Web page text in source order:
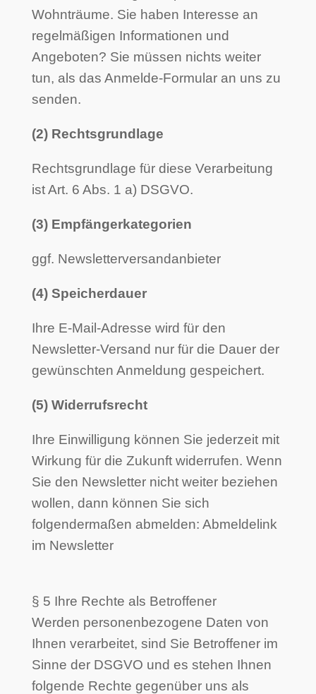
Wohnträume. Sie haben Interesse an
regelmäßigen Informationen und
Angeboten? Sie müssen nichts weiter
tun, als das Anmelde-Formular an uns zu
senden.
(2) Rechtsgrundlage
Rechtsgrundlage für diese Verarbeitung
ist Art. 6 Abs. 1 a) DSGVO.
(3) Empfängerkategorien
ggf. Newsletterversandanbieter
(4) Speicherdauer
Ihre E-Mail-Adresse wird für den
Newsletter-Versand nur für die Dauer der
gewünschten Anmeldung gespeichert.
(5) Widerrufsrecht
Ihre Einwilligung können Sie jederzeit mit
Wirkung für die Zukunft widerrufen. Wenn
Sie den Newsletter nicht weiter beziehen
wollen, dann können Sie sich
folgendermaßen abmelden: Abmeldelink
im Newsletter
§ 5 Ihre Rechte als Betroffener
Werden personenbezogene Daten von
Ihnen verarbeitet, sind Sie Betroffener im
Sinne der DSGVO und es stehen Ihnen
folgende Rechte gegenüber uns als